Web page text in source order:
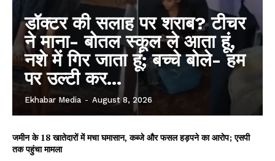
डॉक्टर की सलाह पर शराब? टीचर
ने माना- बोतल स्कूल ले आता हूं,
नशे में गिर जाता हूं; बच्चे बोले- हम
पर उल्टी कर...
Ekhabar Media - August 8, 2026
जमीन के 18 खातेदारों में मचा घमासान, कब्जे और फसल हड़पने का आरोप; एसपी
तक पहुंचा मामला